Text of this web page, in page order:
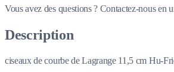
Vous avez des questions ? Contactez-nous en
Description
ciseaux de courbe de Lagrange 11,5 cm Hu-